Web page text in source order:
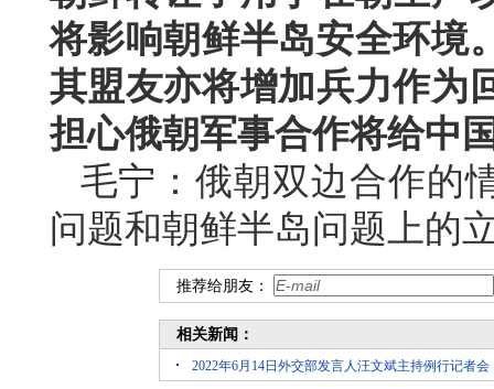
将影响朝鲜半岛安全环境
其盟友亦将增加兵力作为
担心俄朝军事合作将给中
毛宁：俄朝双边合作的
问题和朝鲜半岛问题上的
推荐给朋友：
相关新闻：
2022年6月14日外交部发言人汪文斌主持例行记者会